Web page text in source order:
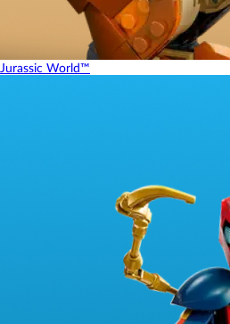
Jurassic World™